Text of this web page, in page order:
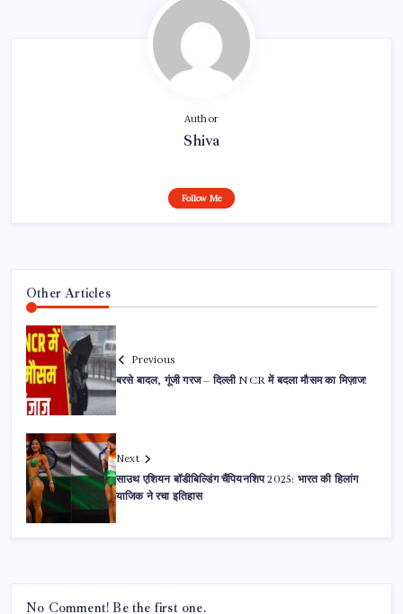
Author
Shiva
Follow Me
Other Articles
Previous
बरसे बादल, गूंजी गरज – दिल्ली NCR में बदला मौसम का मिज़ाज!
Next
साउथ एशियन बॉडीबिल्डिंग चैंपियनशिप 2025: भारत की हिलांग
याजिक ने रचा इतिहास
No Comment! Be the first one.